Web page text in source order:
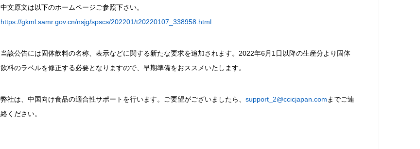
中文原文は以下のホームページご参照下さい。
https://gkml.samr.gov.cn/nsjg/spscs/202201/t20220107_338958.html
当該公告には固体飲料の名称、表示などに関する新たな要求を追加されます。2022年6月1日以降の生産分より固体
飲料のラベルを修正する必要となりますので、早期準備をおススメいたします。
弊社は、中国向け食品の適合性サポートを行います。ご要望がございましたら、 support_2@ccicjapan.com までご連
絡ください。